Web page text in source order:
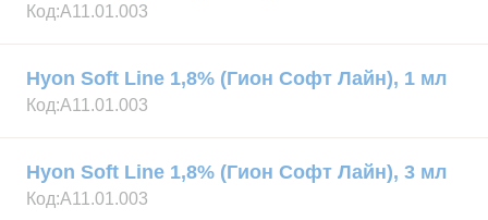
Код:А11.01.003
Hyon Soft Line 1,8% (Гион Софт Лайн), 1 мл
Код:А11.01.003
Hyon Soft Line 1,8% (Гион Софт Лайн), 3 мл
Код:А11.01.003